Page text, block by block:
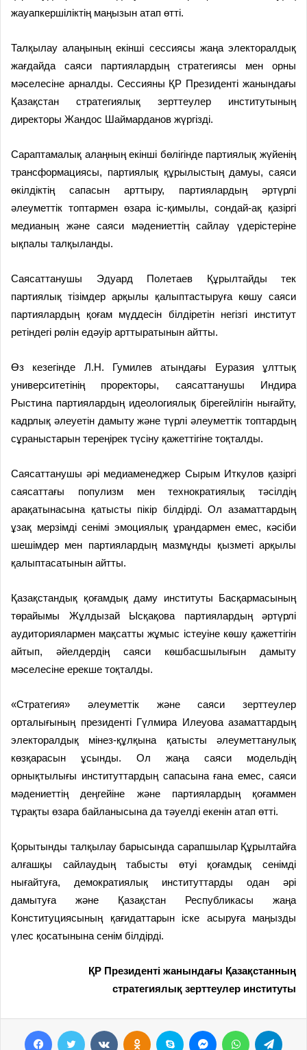
жауапкершіліктің маңызын атап өтті.
Талқылау алаңының екінші сессиясы жаңа электоралдық
жағдайда саяси партиялардың стратегиясы мен орны
мәселесіне арналды. Сессияны ҚР Президенті жанындағы
Қазақстан стратегиялық зерттеулер институтының
директоры Жандос Шаймарданов жүргізді.
Сараптамалық алаңның екінші бөлігінде партиялық жүйенің
трансформациясы, партиялық құрылыстың дамуы, саяси
өкілдіктің сапасын арттыру, партиялардың әртүрлі
әлеуметтік топтармен өзара іс-қимылы, сондай-ақ қазіргі
медианың және саяси мәдениеттің сайлау үдерістеріне
ықпалы талқыланды.
Саясаттанушы Эдуард Полетаев Құрылтайды тек
партиялық тізімдер арқылы қалыптастыруға көшу саяси
партиялардың қоғам мүддесін білдіретін негізгі институт
ретіндегі рөлін едәуір арттыратынын айтты.
Өз кезегінде Л.Н. Гумилев атындағы Еуразия ұлттық
университетінің проректоры, саясаттанушы Индира
Рыстина партиялардың идеологиялық бірегейлігін нығайту,
кадрлық әлеуетін дамыту және түрлі әлеуметтік топтардың
сұраныстарын тереңірек түсіну қажеттігіне тоқталды.
Саясаттанушы әрі медиаменеджер Сырым Иткулов қазіргі
саясаттағы популизм мен технократиялық тәсілдің
арақатынасына қатысты пікір білдірді. Ол азаматтардың
ұзақ мерзімді сенімі эмоциялық ұрандармен емес, кәсіби
шешімдер мен партиялардың мазмұнды қызметі арқылы
қалыптасатынын айтты.
Қазақстандық қоғамдық даму институты Басқармасының
төрайымы Жұлдызай Ысқақова партиялардың әртүрлі
аудиториялармен мақсатты жұмыс істеуіне көшу қажеттігін
айтып, әйелдердің саяси көшбасшылығын дамыту
мәселесіне ерекше тоқталды.
«Стратегия» әлеуметтік және саяси зерттеулер
орталығының президенті Гүлмира Илеуова азаматтардың
электоралдық мінез-құлқына қатысты әлеуметтанулық
көзқарасын ұсынды. Ол жаңа саяси модельдің
орнықтылығы институттардың сапасына ғана емес, саяси
мәдениеттің деңгейіне және партиялардың қоғаммен
тұрақты өзара байланысына да тәуелді екенін атап өтті.
Қорытынды талқылау барысында сарапшылар Құрылтайға
алғашқы сайлаудың табысты өтуі қоғамдық сенімді
нығайтуға, демократиялық институттарды одан әрі
дамытуға және Қазақстан Республикасы жаңа
Конституциясының қағидаттарын іске асыруға маңызды
үлес қосатынына сенім білдірді.
ҚР Президенті жанындағы Қазақстанның
стратегиялық зерттеулер институты